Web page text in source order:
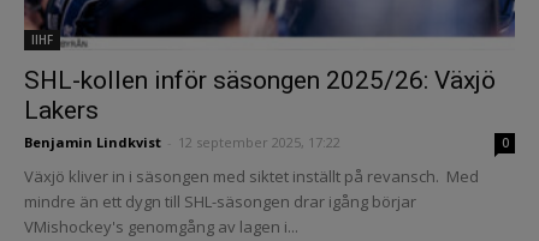
IIHF
SHL-kollen inför säsongen 2025/26: Växjö
Lakers
Benjamin Lindkvist 12 september 2025, 17:22 0
Växjö kliver in i säsongen med siktet inställt på revansch. Med
mindre än ett dygn till SHL-säsongen drar igång börjar
VMishockey's genomgång av lagen i...